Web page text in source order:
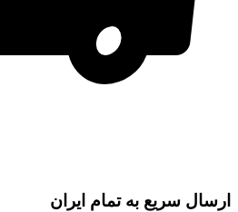
ارسال سریع به تمام ایران